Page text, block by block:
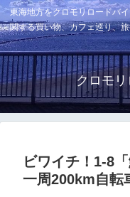
東海地方をクロモリロードバ
関する買い物、カフェ巡り、
クロモ
ビワイチ！1-8
一周200km自転